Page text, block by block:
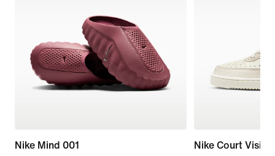
Nike Mind 001
Nike Court